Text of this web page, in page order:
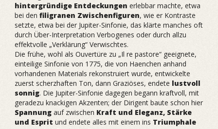
hintergründige Entdeckungen erlebbar machte, etwa
bei den filigranen Zwischenfiguren, wie er Kontraste
setzte, etwa bei der Jupiter-Sinfonie, das klärte manches oft
durch Über-Interpretation Verbogenes oder durch allzu
effektvolle „Verklärung“ Verwischtes.
Die frühe, wohl als Ouvertüre zu „Il re pastore“ geeignete,
einteilige Sinfonie von 1775, die von Haenchen anhand
vorhandenen Materials rekonstruiert wurde, entwickelte
zuerst scherzhaften Ton, dann Graziöses, endete lustvoll
sonnig. Die Jupiter-Sinfonie dagegen begann kraftvoll, mit
geradezu knackigen Akzenten; der Dirigent baute schon hier
Spannung auf zwischen Kraft und Eleganz, Stärke
und Esprit und endete alles mit einem ins Triumphale